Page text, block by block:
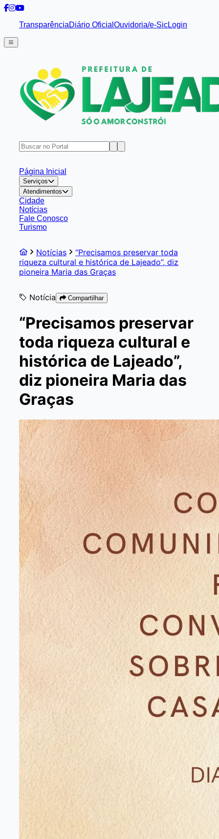
TransparênciaDiário Oficial Ouvidoria/e-SicLogin
Página Inicial
Serviços
Atendimentos
Cidade
Notícias
Fale Conosco
Turismo
Notícias
“Precisamos preservar toda
riqueza cultural e histórica de Lajeado”, diz
pioneira Maria das Graças
Notícia Compartilhar
“Precisamos preservar
toda riqueza cultural e
histórica de Lajeado”,
diz pioneira Maria das
Graças